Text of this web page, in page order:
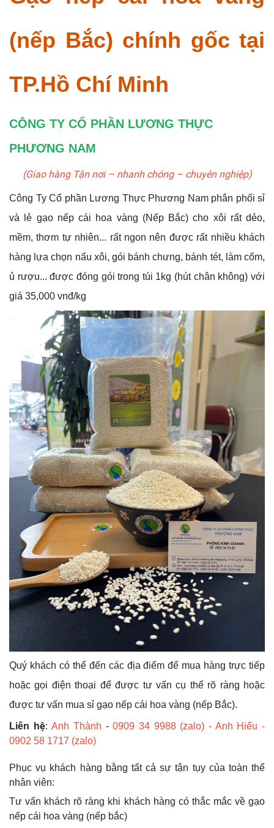
(nếp Bắc) chính gốc tại
TP.Hồ Chí Minh
CÔNG TY CỔ PHẦN LƯƠNG THỰC
PHƯƠNG NAM
(Giao hàng Tận nơi – nhanh chóng – chuyên nghiệp)
Công Ty Cổ phần Lương Thực Phương Nam phân phối sỉ
và lẻ gạo nếp cái hoa vàng (Nếp Bắc) cho xôi rất dẻo,
mềm, thơm tự nhiên... rất ngon nên được rất nhiều khách
hàng lựa chọn nấu xôi, gói bánh chưng, bánh tét, làm cốm,
ủ rượu... được đóng gói trong túi 1kg (hút chân không) với
giá 35,000 vnđ/kg
Quý khách có thể đến các địa điểm để mua hàng trực tiếp
hoặc gọi điện thoại để được tư vấn cụ thể rõ ràng hoặc
được tư vấn mua sỉ gạo nếp cái hoa vàng (nếp Bắc).
Liên hệ: Anh Thành -0909 34 9988 (zalo) - Anh Hiếu -
0902 58 1717 (zalo)
Phục vụ khách hàng bằng tất cả sự tận tụy của toàn thể
nhân viên:
Tư vấn khách rõ ràng khi khách hàng có thắc mắc về gạo
nếp cái hoa vàng (nếp bắc)